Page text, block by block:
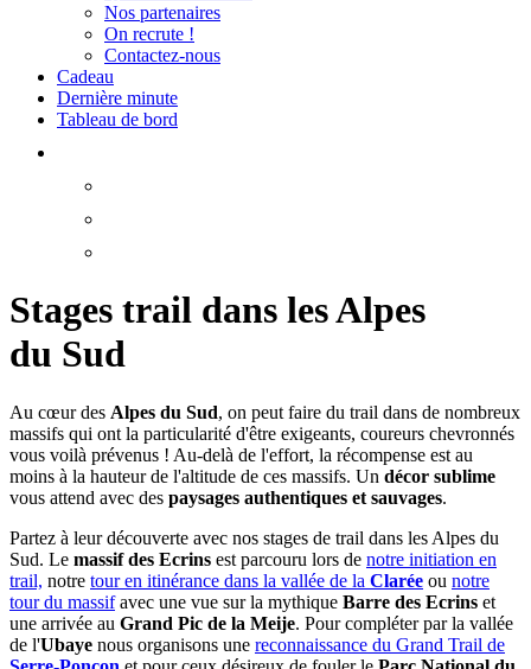
Nos partenaires
On recrute !
Contactez-nous
Cadeau
Dernière minute
Tableau de bord
Stages trail dans les Alpes
du Sud
Au cœur des Alpes du Sud, on peut faire du trail dans de nombreux
massifs qui ont la particularité d'être exigeants, coureurs chevronnés
vous voilà prévenus ! Au-delà de l'effort, la récompense est au
moins à la hauteur de l'altitude de ces massifs. Un décor sublime
vous attend avec des paysages authentiques et sauvages.
Partez à leur découverte avec nos stages de trail dans les Alpes du
Sud. Le massif des Ecrins est parcouru lors de notre initiation en
trail, notre tour en itinérance dans la vallée de la Clarée ou notre
tour du massifavec une vue sur la mythique Barre des Ecrins et
une arrivée au Grand Pic de la Meije. Pour compléter par la vallée
de l'Ubaye nous organisons une reconnaissance du Grand Trail de